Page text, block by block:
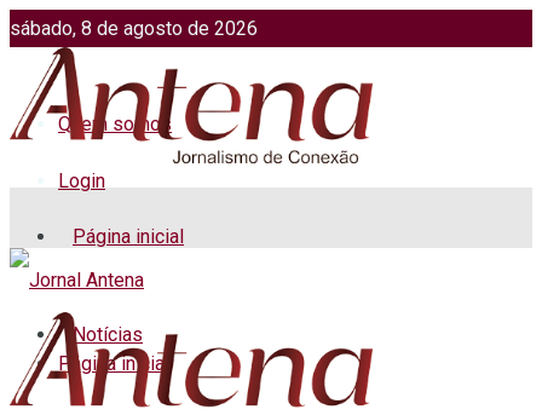
sábado, 8 de agosto de 2026
Jornalismo: (51) 98599 2486
Quem somos
Login
Página inicial
Notícias
Página inicial